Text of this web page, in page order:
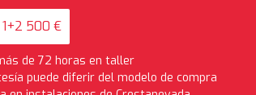
1+2 500 €
de 72 horas en taller
puede diferir del modelo de compra